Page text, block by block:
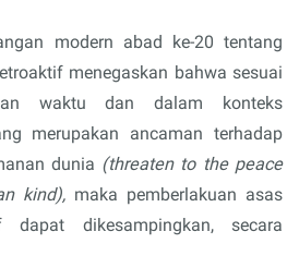
modern abad ke-20 tentang
menegaskan bahwa sesuai
waktu dan dalam konteks
merupakan ancaman terhadap
dunia (threaten to the peace
kind), maka pemberlakuan asas
dapat dikesampingkan, secara